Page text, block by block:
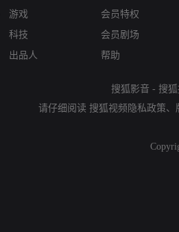
游戏
科技
出品人
会员特权
会员剧场
帮助
搜狐影音 - 搜
请仔细阅读 搜狐视频隐私政策、